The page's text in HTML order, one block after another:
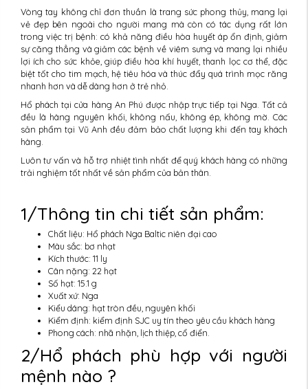
Vòng tay không chỉ đơn thuần là trang sức phong thủy, mang lại
vẻ đẹp bên ngoài cho người mang mà còn có tác dụng rất lớn
trong việc trị bệnh: có khả năng điều hòa huyết áp ổn định, giảm
sự căng thẳng và giảm các bệnh về viêm sưng và mang lại nhiều
lợi ích cho sức khỏe, giúp điều hòa khí huyết, thanh lọc cơ thể, đặc
biệt tốt cho tim mạch, hệ tiêu hóa và thúc đẩy quá trình mọc răng
nhanh hơn và dễ dàng hơn ở trẻ nhỏ.
Hổ phách tại cửa hàng An Phú được nhập trực tiếp tại Nga. Tất cả
đều là hàng nguyên khối, không nấu, không ép, không mờ. Các
sản phẩm tại Vũ Anh đều đảm bảo chất lượng khi đến tay khách
hàng.
Luôn tư vấn và hỗ trợ nhiệt tình nhất để quý khách hàng có những
trải nghiệm tốt nhất về sản phẩm của bản thân.
1/Thông tin chi tiết sản phẩm:
Chất liệu: Hổ phách Nga Baltic niên đại cao
Màu sắc: bơ nhạt
Kích thước: 11 ly
Cân nặng: 22 hạt
Số hạt: 15.1 g
Xuất xứ: Nga
Kiểu dáng: hạt tròn đều, nguyên khối
Kiểm định: kiểm định SJC uy tín theo yêu cầu khách hàng
Phong cách: nhã nhặn, lịch thiệp, cổ điển.
2/Hổ phách phù hợp với người
mệnh nào ?